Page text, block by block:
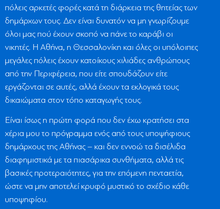
πόλεις αρκετές φορές κατά τη διάρκεια της θητείας των
δημάρχων τους. Δεν είναι δυνατόν να μη γνωρίζουμε
όλοι μας πού έχουν σκοπό να πάνε το καράβι οι
νικητές. Η Αθήνα, η Θεσσαλονίκη και όλες οι υπόλοιπες
μεγάλες πόλεις έχουν κατοίκους χιλιάδες ανθρώπους
από την Περιφέρεια, που είτε σπουδάζουν είτε
εργάζονται σε αυτές, αλλά έχουν τα εκλογικά τους
δικαιώματα στον τόπο καταγωγής τους.
Είναι ίσως η πρώτη φορά που δεν έχω κρατήσει στα
χέρια μου το πρόγραμμα ενός από τους υποψήφιους
δημάρχους της Αθήνας – και δεν εννοώ τα δισέλιδα
διαφημιστικά με τα πιασάρικα συνθήματα, αλλά τις
βασικές προτεραιότητες, για την επόμενη πενταετία,
ώστε να μην αποτελεί κρυφό μυστικό το σχέδιο κάθε
υποψηφίου.